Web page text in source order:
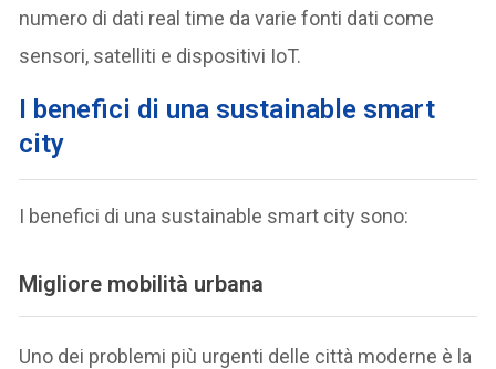
numero di dati real time da varie fonti dati come
sensori, satelliti e dispositivi IoT.
I benefici di una sustainable smart
city
I benefici di una sustainable smart city sono:
Migliore mobilità urbana
Uno dei problemi più urgenti delle città moderne è la